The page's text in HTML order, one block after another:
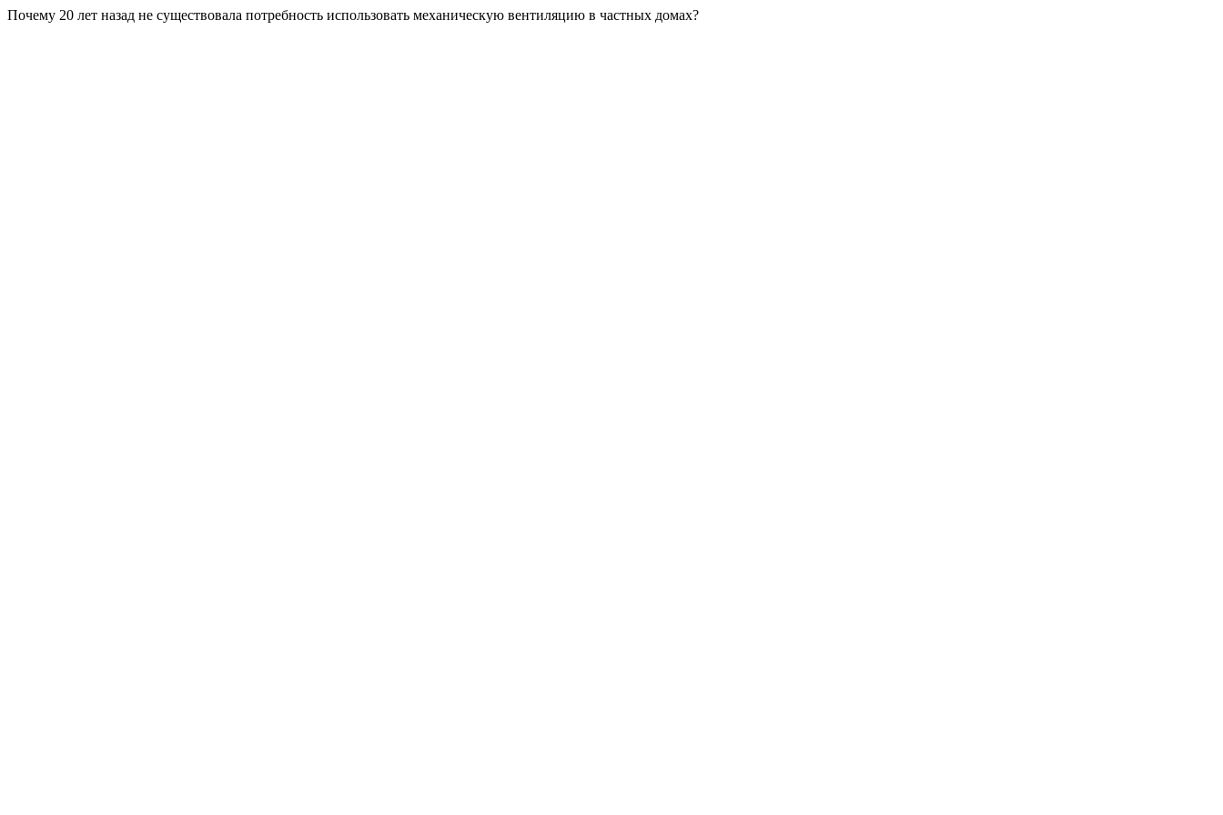
Почему 20 лет назад не существовала потребность использовать механическую вентиляцию в частных домах?